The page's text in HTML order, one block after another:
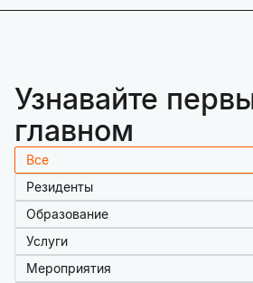
Узнавайте
главном
Все
Резиденты
Образование
Услуги
Мероприятия